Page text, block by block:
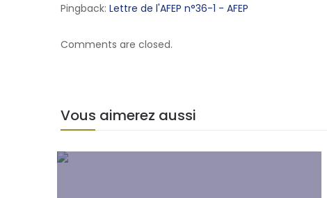
Pingback: Lettre de l'AFEP n°36-1 - AFEP
Comments are closed.
Vous aimerez aussi